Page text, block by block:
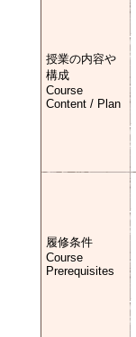
授業の内容や
構成
Course
Content / Plan
履修条件
Course
Prerequisites